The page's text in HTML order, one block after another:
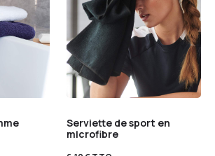
Serviette de sport en
microfibre